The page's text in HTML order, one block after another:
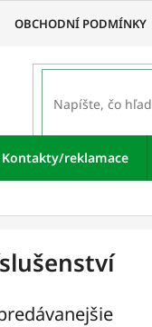
OBCHODNÍ PODMÍNKY
Kontakty/reklamace